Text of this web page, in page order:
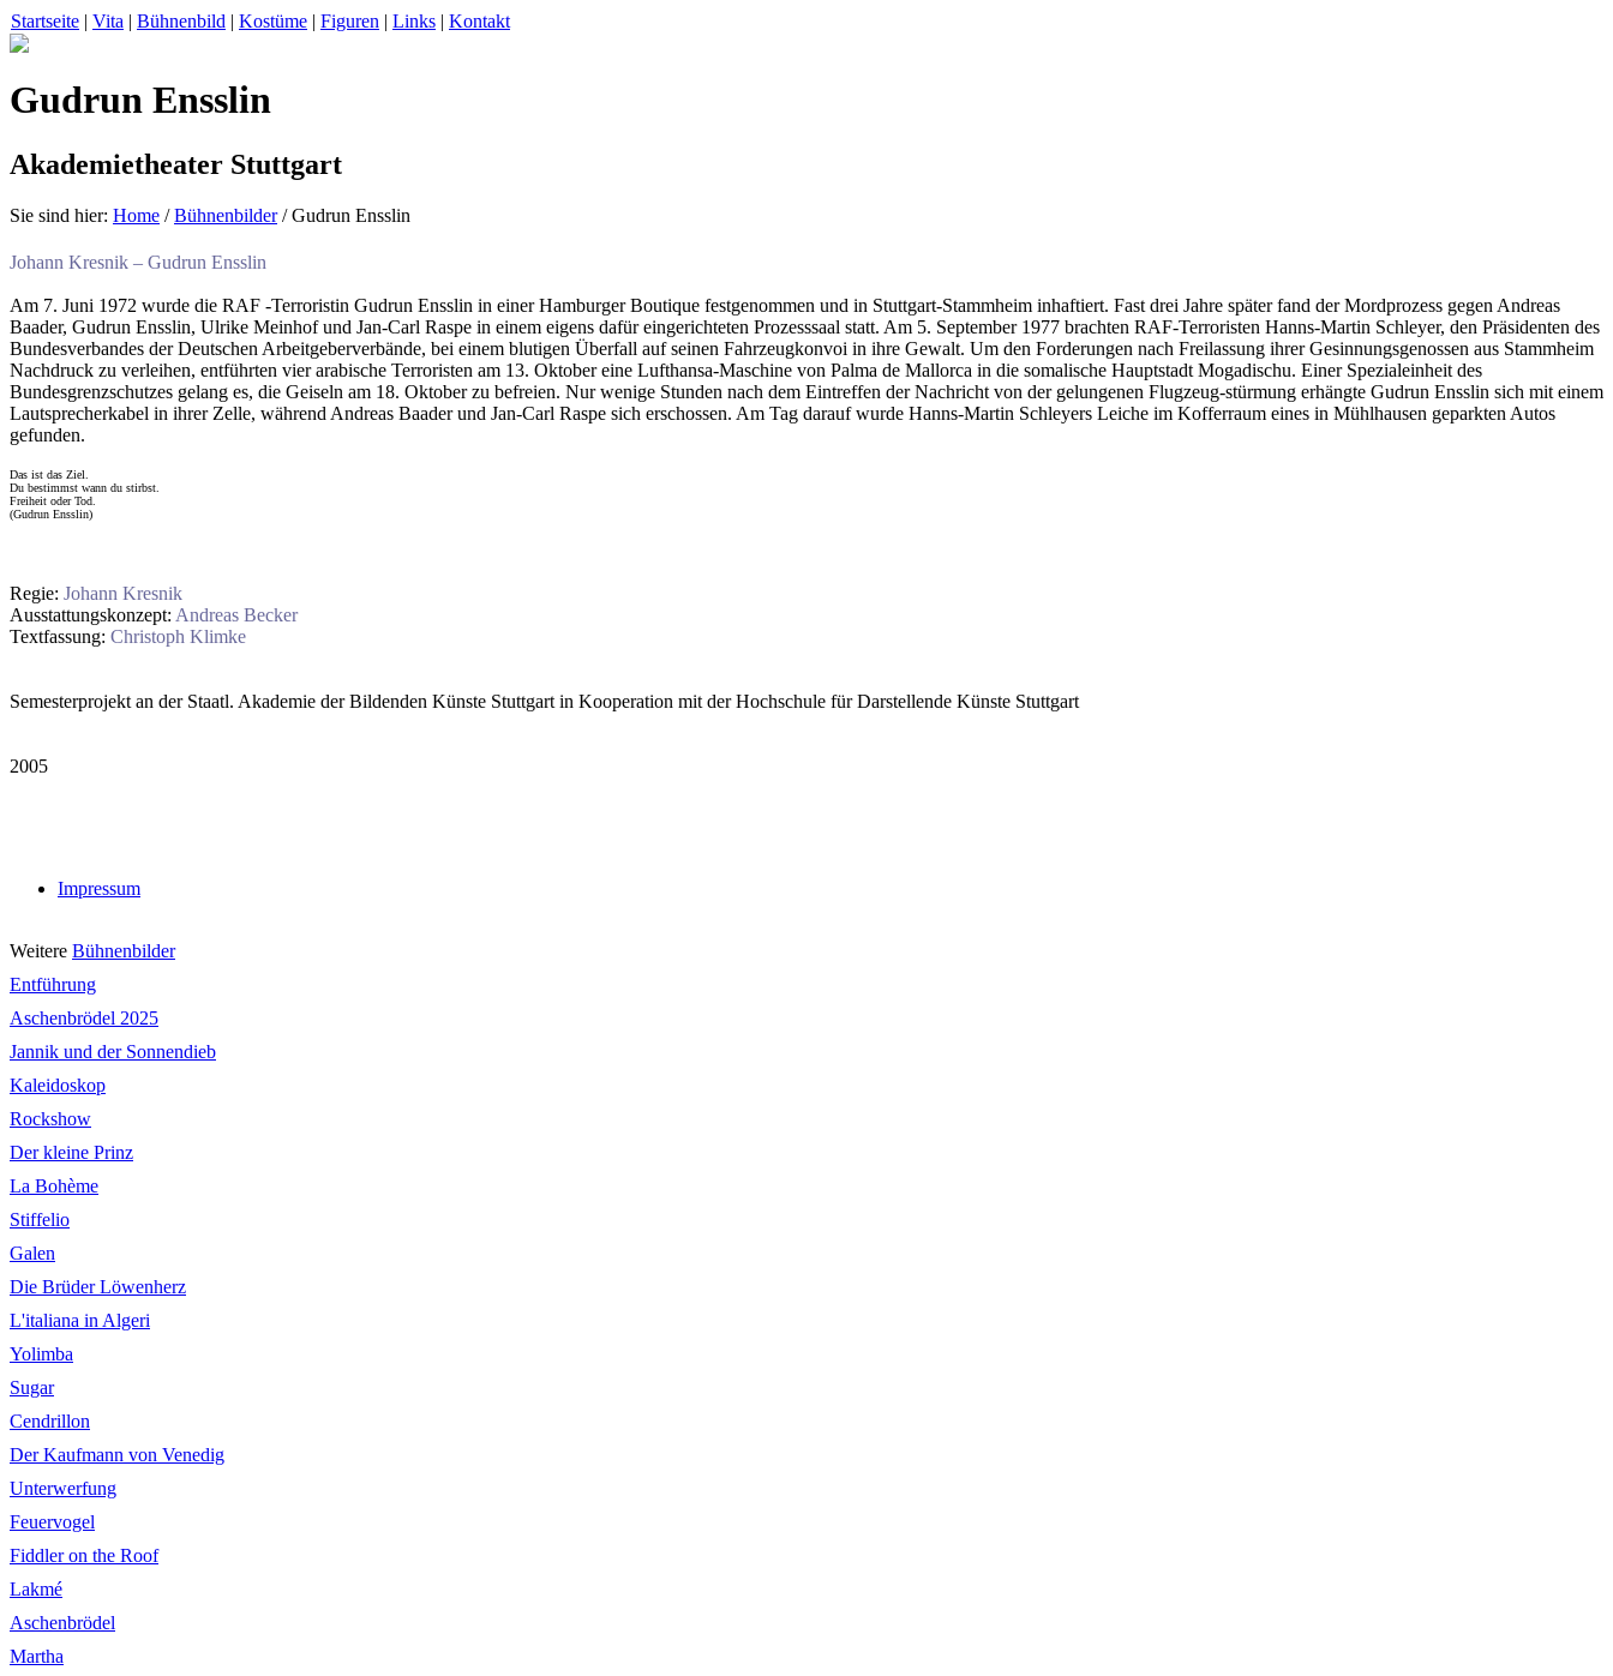
Startseite | Vita | Bühnenbild | Kostüme | Figuren | Links | Kontakt
Gudrun Ensslin
Akademietheater Stuttgart
Sie sind hier: Home /Bühnenbilder/ Gudrun Ensslin
Johann Kresnik – Gudrun Ensslin
Am 7. Juni 1972 wurde die RAF -Terroristin Gudrun Ensslin in einer Hamburger Boutique festgenommen und in Stuttgart-Stammheim inhaftiert. Fast drei Jahre später fand der Mordprozess gegen Andreas
Baader, Gudrun Ensslin, Ulrike Meinhof und Jan-Carl Raspe in einem eigens dafür eingerichteten Prozesssaal statt. Am 5. September 1977 brachten RAF-Terroristen Hanns-Martin Schleyer, den Präsidenten des
Bundesverbandes der Deutschen Arbeitgeberverbände, bei einem blutigen Überfall auf seinen Fahrzeugkonvoi in ihre Gewalt. Um den Forderungen nach Freilassung ihrer Gesinnungsgenossen aus Stammheim
Nachdruck zu verleihen, entführten vier arabische Terroristen am 13. Oktober eine Lufthansa-Maschine von Palma de Mallorca in die somalische Hauptstadt Mogadischu. Einer Spezialeinheit des
Bundesgrenzschutzes gelang es, die Geiseln am 18. Oktober zu befreien. Nur wenige Stunden nach dem Eintreffen der Nachricht von der gelungenen Flugzeug-stürmung erhängte Gudrun Ensslin sich mit einem
Lautsprecherkabel in ihrer Zelle, während Andreas Baader und Jan-Carl Raspe sich erschossen. Am Tag darauf wurde Hanns-Martin Schleyers Leiche im Kofferraum eines in Mühlhausen geparkten Autos
gefunden.
Das ist das Ziel.
Du bestimmst wann du stirbst.
Freiheit oder Tod.
(Gudrun Ensslin)
Regie: Johann Kresnik
Ausstattungskonzept: Andreas Becker
Textfassung: Christoph Klimke
Semesterprojekt an der Staatl. Akademie der Bildenden Künste Stuttgart in Kooperation mit der Hochschule für Darstellende Künste Stuttgart
2005
Impressum
Weitere Bühnenbilder
Entführung
Aschenbrödel 2025
Jannik und der Sonnendieb
Kaleidoskop
Rockshow
Der kleine Prinz
La Bohème
Stiffelio
Galen
Die Brüder Löwenherz
L'italiana in Algeri
Yolimba
Sugar
Cendrillon
Der Kaufmann von Venedig
Unterwerfung
Feuervogel
Fiddler on the Roof
Lakmé
Aschenbrödel
Martha